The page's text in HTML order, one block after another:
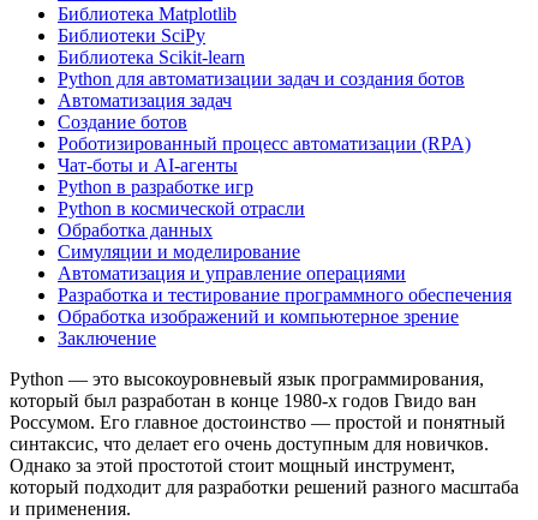
Библиотека Matplotlib
Библиотеки SciPy
Библиотека Scikit-learn
Python для автоматизации задач и создания ботов
Автоматизация задач
Создание ботов
Роботизированный процесс автоматизации (RPA)
Чат-боты и AI-агенты
Python в разработке игр
Python в космической отрасли
Обработка данных
Симуляции и моделирование
Автоматизация и управление операциями
Разработка и тестирование программного обеспечения
Обработка изображений и компьютерное зрение
Заключение
Python — это высокоуровневый язык программирования,
который был разработан в конце 1980-х годов Гвидо ван
Россумом. Его главное достоинство — простой и понятный
синтаксис, что делает его очень доступным для новичков.
Однако за этой простотой стоит мощный инструмент,
который подходит для разработки решений разного масштаба
и применения.